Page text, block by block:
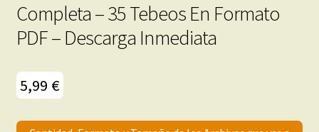
Porno 3D
Inéditas
el
Completa – 35 Tebeos En Formato
PDF – Descarga Inmediata
5,99 €